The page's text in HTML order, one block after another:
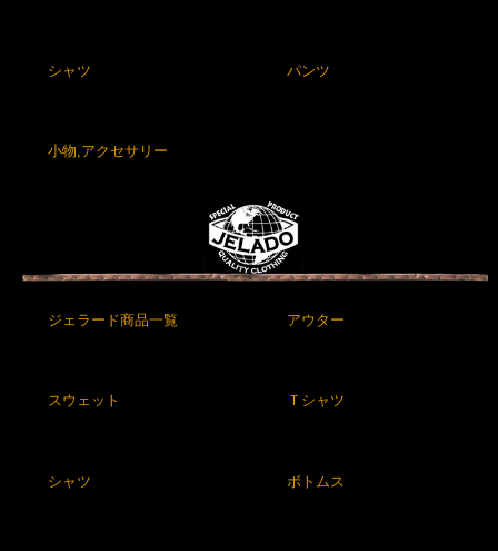
シャツ パンツ
小物,アクセサリー
ジェラード商品一覧 アウター
スウェット Ｔシャツ
シャツ ボトムス